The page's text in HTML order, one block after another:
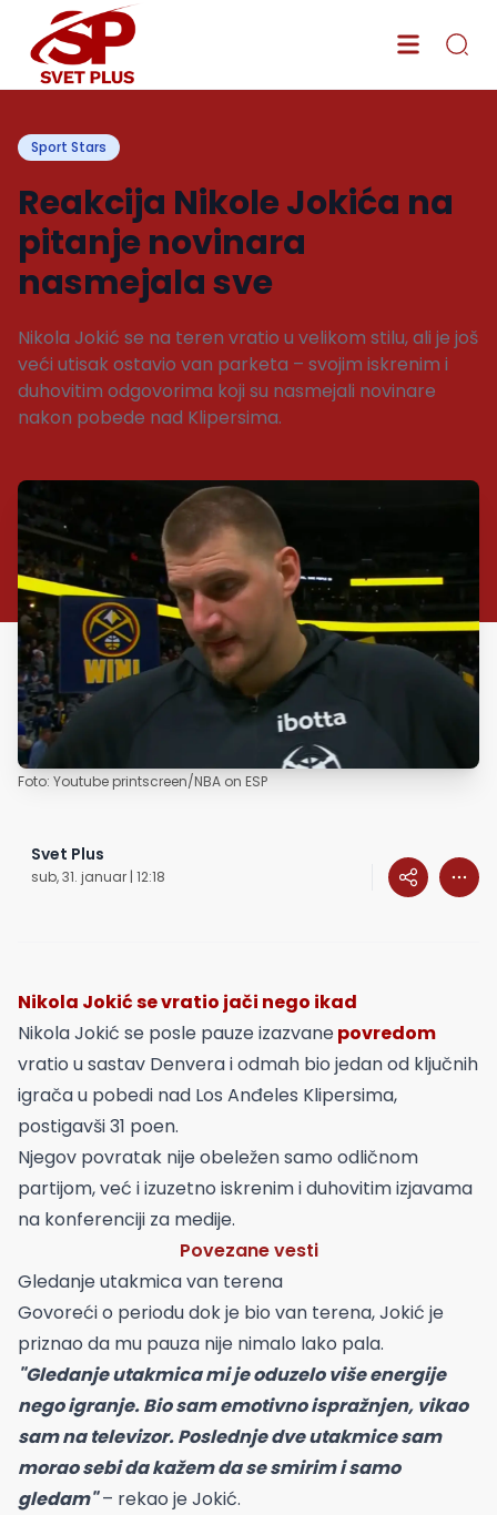
Sport Stars
Reakcija Nikole Jokića na
pitanje novinara
nasmejala sve
Nikola Jokić se na teren vratio u velikom stilu, ali je još
veći utisak ostavio van parketa – svojim iskrenim i
duhovitim odgovorima koji su nasmejali novinare
nakon pobede nad Klipersima.
Foto: Youtube printscreen/NBA on ESP
Svet Plus
sub, 31. januar | 12:18
Nikola Jokić se vratio jači nego ikad
Nikola Jokić se posle pauze izazvanepovredom
vratio u sastav Denvera i odmah bio jedan od ključnih
igrača u pobedi nad Los Anđeles Klipersima,
postigavši 31 poen.
Njegov povratak nije obeležen samo odličnom
partijom, već i izuzetno iskrenim i duhovitim izjavama
na konferenciji za medije.
Povezane vesti
Gledanje utakmica van terena
Govoreći o periodu dok je bio van terena, Jokić je
priznao da mu pauza nije nimalo lako pala.
"Gledanje utakmica mi je oduzelo više energije
nego igranje. Bio sam emotivno ispražnjen, vikao
sam na televizor. Poslednje dve utakmice sam
morao sebi da kažem da se smirim i samo
gledam"– rekao je Jokić.